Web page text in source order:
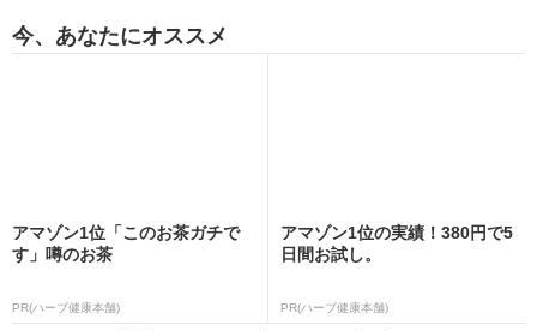
今、あなたにオススメ
アマゾン1位「このお茶ガチで
す」噂のお茶
PR(ハーブ健康本舗)
アマゾン1位の実績！380円で5
日間お試し。
PR(ハーブ健康本舗)